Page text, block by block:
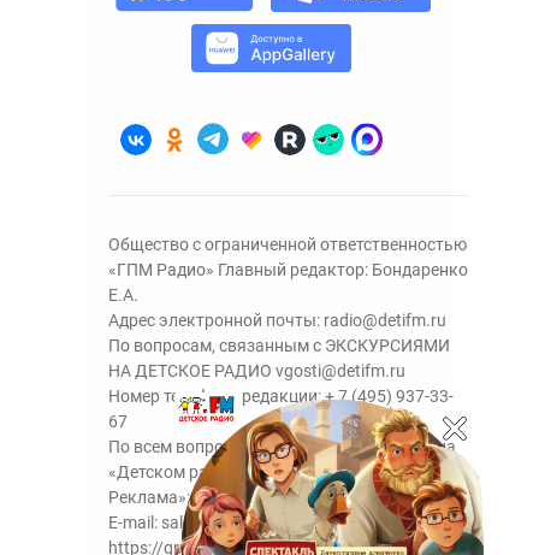
Общество с ограниченной ответственностью
«ГПМ Радио» Главный редактор: Бондаренко
Е.А.
Адрес электронной почты: radio@detifm.ru
По вопросам, связанным с ЭКСКУРСИЯМИ
НА ДЕТСКОЕ РАДИО vgosti@detifm.ru
Номер телефона редакции:+ 7 (495) 937-33-
67
По всем вопросам размещения рекламы на
«Детском радио» - сейлз-хаус «ГПМ
Реклама»:+7 (495) 921-40-41
E-mail: sales@gazprom-media.ru
https://gpmsaleshouse.ru/